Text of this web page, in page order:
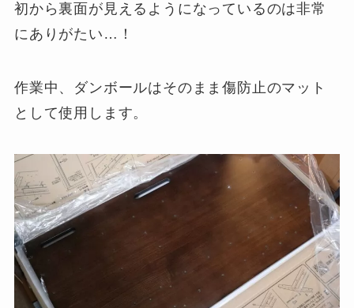
初から裏面が見えるようになっているのは非常
にありがたい…！
作業中、ダンボールはそのまま傷防止のマット
として使用します。